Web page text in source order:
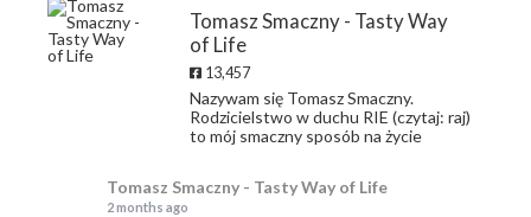
Tomasz Smaczny - Tasty Way
of Life
13,457
Nazywam się Tomasz Smaczny.
Rodzicielstwo w duchu RIE (czytaj: raj)
to mój smaczny sposób na życie
Tomasz Smaczny - Tasty Way of Life
2 months ago